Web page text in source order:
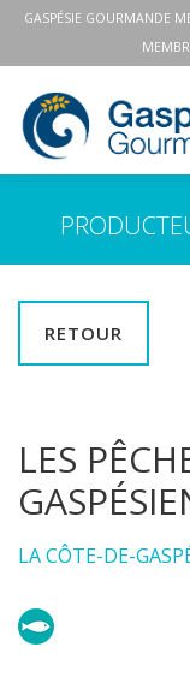
GASPÉSIE GOURMANDE
RETOUR
LES
LA CÔTE-DE-